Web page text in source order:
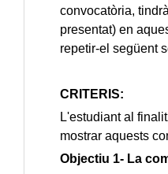
convocatòria,
presentat) en
repetir-el següent
CRITERIS:
L'estudiant al
mostrar aquests
Objectiu 1- La